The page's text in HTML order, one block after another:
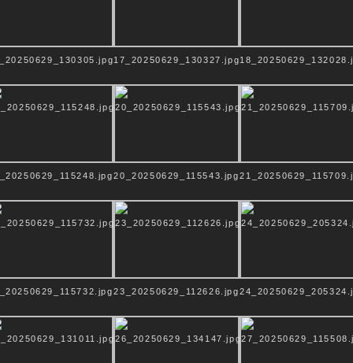
SAKRALER RAUM
STILLE IST DAS
+
17_20250629_130327.jpg
20_20250629_115543.jpg
23_20250629_112626.jpg